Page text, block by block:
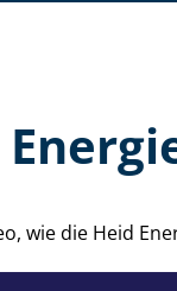
wie die Heid